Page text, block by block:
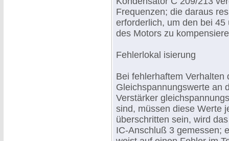
Frequenzen; die daraus
erforderlich, um den bei
des Motors zu
Fehlerlokal isierung
Bei fehlerhaftem Verhalten
Gleichspannungswerte an
Verstärker
sind, müssen diese Werte
überschritten sein, wird
IC-Anschluß 3 gemessen;